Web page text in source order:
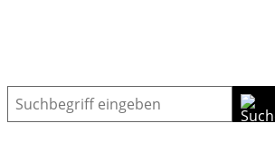
Suche